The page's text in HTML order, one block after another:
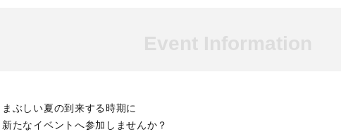
まぶしい夏の到来する時期に
新たなイベントへ参加しませんか？